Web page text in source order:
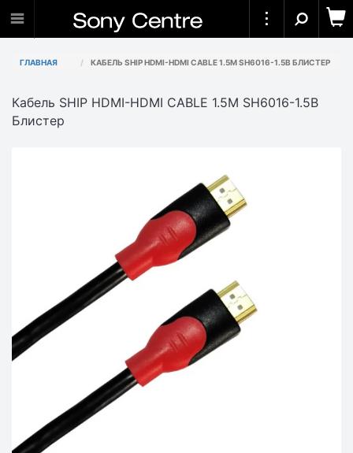
ГЛАВНАЯ КАБЕЛЬ SHIP HDMI-HDMI CABLE 1.5M SH6016-1.5B БЛИСТЕР
Кабель SHIP HDMI-HDMI CABLE 1.5M SH6016-1.5B
Блистер